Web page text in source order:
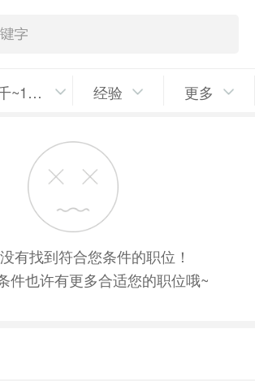
1千~1千5/月 经验 更多
有找到符合您条件的职位！
件也许有更多合适您的职位哦~